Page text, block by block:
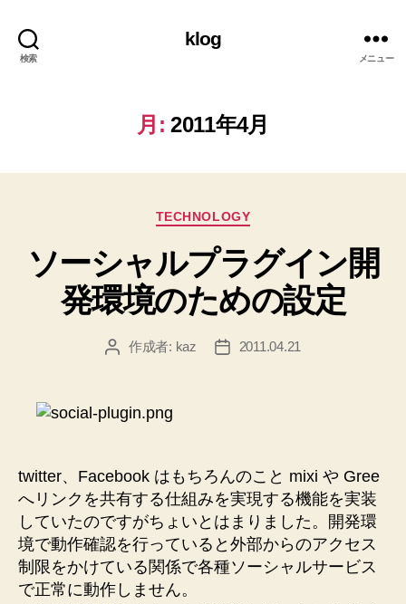
検索
klog
メニュー
月: 2011年4月
カ
ゴ
リ
ー
TECHNOLOGY
ソーシャルプラグイン開
発環境のための設定
投 作成者: kaz
投
2011.04.21
twitter、Facebook はもちろんのこと mixi や Gree
へリンクを共有する仕組みを実現する機能を実装
していたのですがちょいとはまりました。開発環
境で動作確認を行っていると外部からのアクセス
制限をかけている関係で各種ソーシャルサービス
で正常に動作しません。